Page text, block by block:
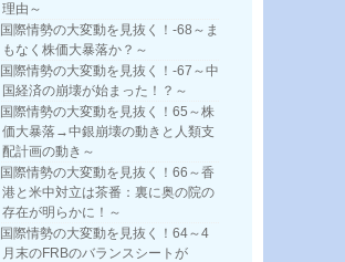
理由～
国際情勢の大変動を見抜く！-68～ま
もなく株価大暴落か？～
国際情勢の大変動を見抜く！-67～中
国経済の崩壊が始まった！？～
国際情勢の大変動を見抜く！65～株
価大暴落→中銀崩壊の動きと人類支
配計画の動き～
国際情勢の大変動を見抜く！66～香
港と米中対立は茶番：裏に奥の院の
存在が明らかに！～
国際情勢の大変動を見抜く！64～4
月末のFRBのバランスシートが